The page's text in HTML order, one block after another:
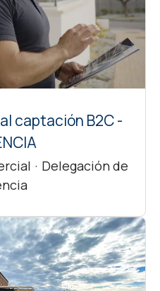
captación B2C -
· Delegación de